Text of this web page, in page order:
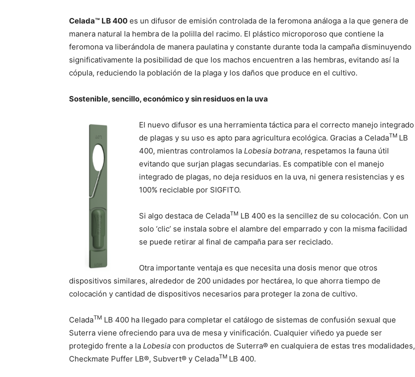
Celada™ LB 400 es un difusor de emisión controlada de la feromona análoga a la que genera de
manera natural la hembra de la polilla del racimo. El plástico microporoso que contiene la
feromona va liberándola de manera paulatina y constante durante toda la campaña disminuyendo
significativamente la posibilidad de que los machos encuentren a las hembras, evitando así la
cópula, reduciendo la población de la plaga y los daños que produce en el cultivo.
Sostenible, sencillo, económico y sin residuos en la uva
El nuevo difusor es una herramienta táctica para el correcto manejo integrado
de plagas y su uso es apto para agricultura ecológica. Gracias a CeladaTM LB
400, mientras controlamos la Lobesia botrana, respetamos la fauna útil
evitando que surjan plagas secundarias. Es compatible con el manejo
integrado de plagas, no deja residuos en la uva, ni genera resistencias y es
100% reciclable por SIGFITO.
Si algo destaca de CeladaTM LB 400 es la sencillez de su colocación. Con un
solo ‘clic’ se instala sobre el alambre del emparrado y con la misma facilidad
se puede retirar al final de campaña para ser reciclado.
Otra importante ventaja es que necesita una dosis menor que otros
dispositivos similares, alrededor de 200 unidades por hectárea, lo que ahorra tiempo de
colocación y cantidad de dispositivos necesarios para proteger la zona de cultivo.
CeladaTM LB 400 ha llegado para completar el catálogo de sistemas de confusión sexual que
Suterra viene ofreciendo para uva de mesa y vinificación. Cualquier viñedo ya puede ser
protegido frente a la Lobesia con productos de Suterra® en cualquiera de estas tres modalidades,
Checkmate Puffer LB®, Subvert® y CeladaTM LB 400.